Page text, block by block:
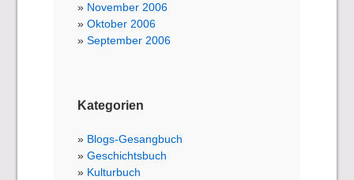
November 2006
Oktober 2006
September 2006
Kategorien
Blogs-Gesangbuch
Geschichtsbuch
Kulturbuch